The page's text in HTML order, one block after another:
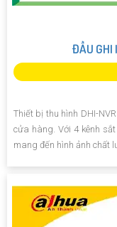
ĐẦU GHI
Thiết bị thu hình DHI-
cửa hàng. Với 4 kênh
mang đến hình ảnh chất